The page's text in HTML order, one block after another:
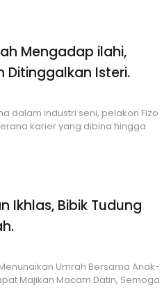
Mengadap ilahi,
Ditinggalkan Isteri.
dalam industri seni, pelakon Fizo
karier yang dibina hingga
Ikhlas, Bibik Tudung
Umrah Bersama Anak-
Majikan Macam Datin, Semoga